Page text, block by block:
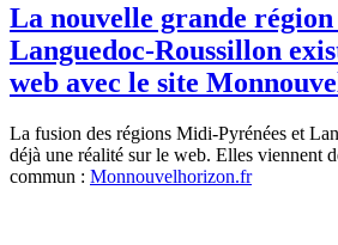
La nouvelle grande
Languedoc-Roussillon
web avec le site
La fusion des régions Midi-Pyrénées et
déjà une réalité sur le web. Elles viennent
commun : Monnouvelhorizon.fr